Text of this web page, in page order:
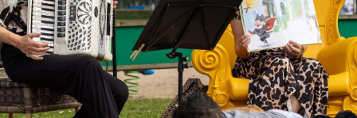
Eten
Drinken
Slapen
Recreatief